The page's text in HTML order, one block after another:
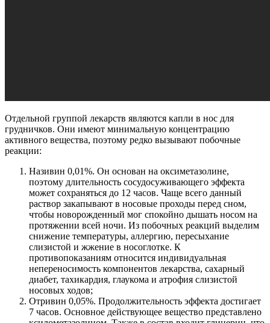
Отдельной группой лекарств являются капли в нос для
грудничков. Они имеют минимальную концентрацию
активного вещества, поэтому редко вызывают побочные
реакции:
Називин 0,01%. Он основан на оксиметазолине,
поэтому длительность сосудосуживающего эффекта
может сохраняться до 12 часов. Чаще всего данный
раствор закапывают в носовые проходы перед сном,
чтобы новорожденный мог спокойно дышать носом на
протяжении всей ночи. Из побочных реакций выделим
снижение температуры, аллергию, пересыхание
слизистой и жжение в носоглотке. К
противопоказаниям относится индивидуальная
непереносимость компонентов лекарства, сахарный
диабет, тахикардия, глаукома и атрофия слизистой
носовых ходов;
Отривин 0,05%. Продолжительность эффекта достигает
7 часов. Основное действующее вещество представлено